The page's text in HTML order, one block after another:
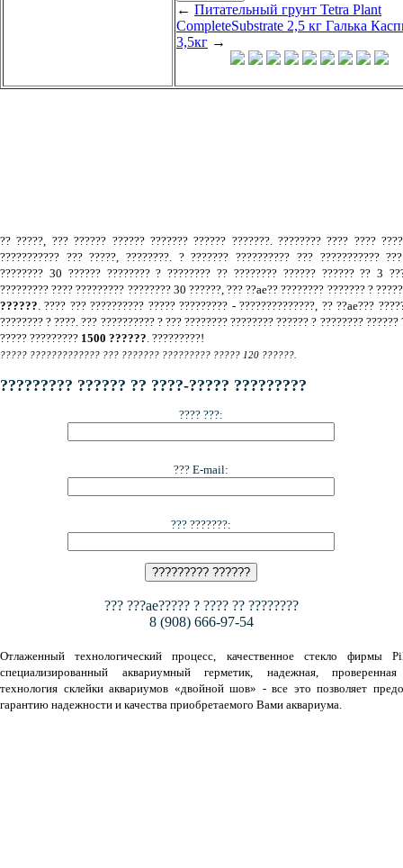
← Питательный грунт Tetra Plant
CompleteSubstrate 2,5 кг Галька
3,5кг →
?? ?????, ??? ?????? ?????? ??????? ?????? ???????. ???????? ???? ????
??????????? ??? ?????, ????????. ? ??????? ?????????? ??? ???????????
???????? 30 ?????? ???????? ? ???????? ?? ???????? ?????? ?????? ?? 3
????????? ???? ????????? ???????? 30 ??????, ??? ??ae?? ???????? ??????? ?
??????. ???? ??? ?????????? ????? ????????? - ??????????????, ?? ??ae???
???????? ? ????. ??? ?????????? ? ??? ???????? ???????? ?????? ? ???????? ??????
????? ????????? 1500 ??????. ?????????!
????? ????????????? ??? ??????? ????????? ????? 120 ??????.
????????? ?????? ?? ????-????? ?????????
???? ???:
??? E-mail:
??? ???????:
??? ???ae????? ? ???? ?? ????????
8 (908) 666-97-54
Отлаженный технологический процесс, качественное стекло фирмы
специализированный аквариумный герметик, надежная,
технология склейки аквариумов «двойной шов» - все это позволяет
гарантию надежности и качества приобретаемого Вами аквариума.